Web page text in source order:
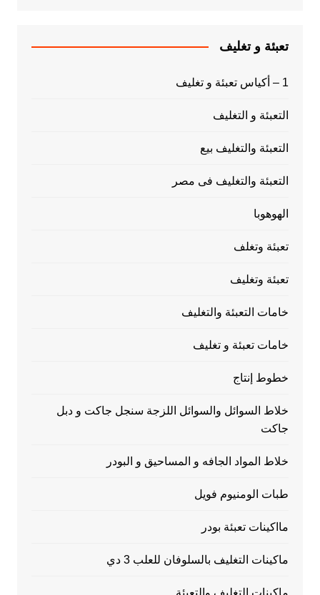
تعبئة و تغليف
1 – أكياس تعبئة و تغليف
التعبئة و التغليف
التعبئة والتغليف بيع
التعبئة والتغليف فى مصر
الهوهوبا
تعبئة وتغلف
تعبئة وتغليف
خامات التعبئة والتغليف
خامات تعبئة و تغليف
خطوط إنتاج
خلاط السوائل والسوائل اللزجة سنجل جاكت و دبل
جاكت
خلاط المواد الجافه و المساحيق و البودر
طبات الومنيوم فويل
مااكينات تعبئة بودر
ماكينات التغليف بالسلوفان للعلب 3 دي
ماكينات التغليف والتعبئة